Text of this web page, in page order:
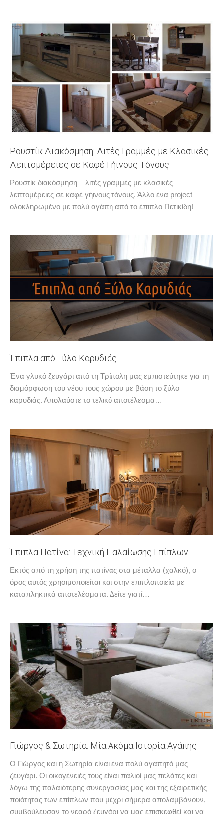
Ρουστίκ Διακόσμηση: Λιτές Γραμμές με Κλασικές
Λεπτομέρειες σε Καφέ Γήινους Τόνους
Ρουστίκ διακόσμηση – λιτές γραμμές με κλασικές
λεπτομέρειες σε καφέ γήινους τόνους. Άλλο ένα project
ολοκληρωμένο με πολύ αγάπη από το έπιπλο Πετικίδη!
Έπιπλα από Ξύλο Καρυδιάς
Ένα γλυκό ζευγάρι από τη Τρίπολη μας εμπιστεύτηκε για τη
διαμόρφωση του νέου τους χώρου με βάση το ξύλο
καρυδιάς. Απολαύστε το τελικό αποτέλεσμα…
Έπιπλα Πατίνα: Τεχνική Παλαίωσης Επίπλων
Εκτός από τη χρήση της πατίνας στα μέταλλα (χαλκό), ο
όρος αυτός χρησιμοποιείται και στην επιπλοποιεία με
καταπληκτικά αποτελέσματα. Δείτε γιατί…
Γιώργος & Σωτηρία: Μία Ακόμα Ιστορία Αγάπης
Ο Γιώργος και η Σωτηρία είναι ένα πολύ αγαπητό μας
ζευγάρι. Οι οικογένειές τους είναι παλιοί μας πελάτες και
λόγω της παλαιότερης συνεργασίας μας και της εξαιρετικής
ποιότητας των επίπλων που μέχρι σήμερα απολαμβάνουν,
συμβούλευσαν το νεαρό ζευγάρι να μας επισκεφθεί και να